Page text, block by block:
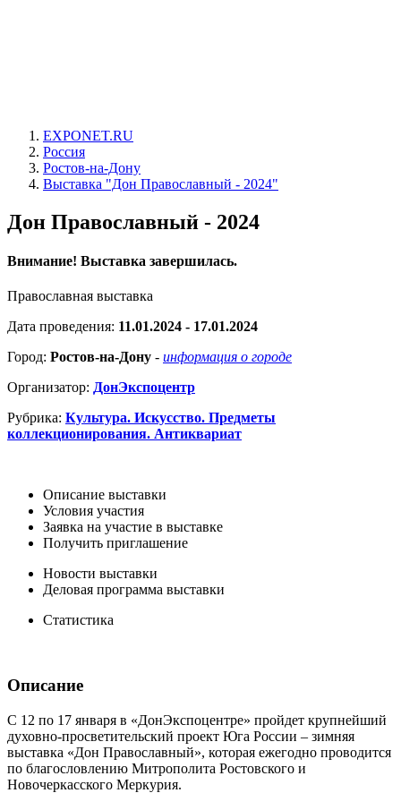
EXPONET.RU
Россия
Ростов-на-Дону
Выставка "Дон Православный - 2024"
Дон Православный - 2024
Внимание! Выставка завершилась.
Православная выставка
Дата проведения: 11.01.2024 - 17.01.2024
Город: Ростов-на-Дону - информация о городе
Организатор: ДонЭкспоцентр
Рубрика: Культура. Искусство. Предметы
коллекционирования. Антиквариат
Описание выставки
Условия участия
Заявка на участие в выставке
Получить приглашение
Новости выставки
Деловая программа выставки
Статистика
Описание
С 12 по 17 января в «ДонЭкспоцентре» пройдет крупнейший
духовно-просветительский проект Юга России – зимняя
выставка «Дон Православный», которая ежегодно проводится
по благословлению Митрополита Ростовского и
Новочеркасского Меркурия.